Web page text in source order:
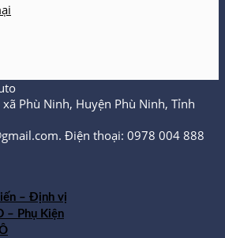
Phù Ninh, Huyện Phù Ninh, Tỉnh
Điện thoại: 0978 004 888
– Định vị
– Phụ Kiện